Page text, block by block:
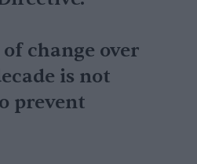
change over
is not
prevent